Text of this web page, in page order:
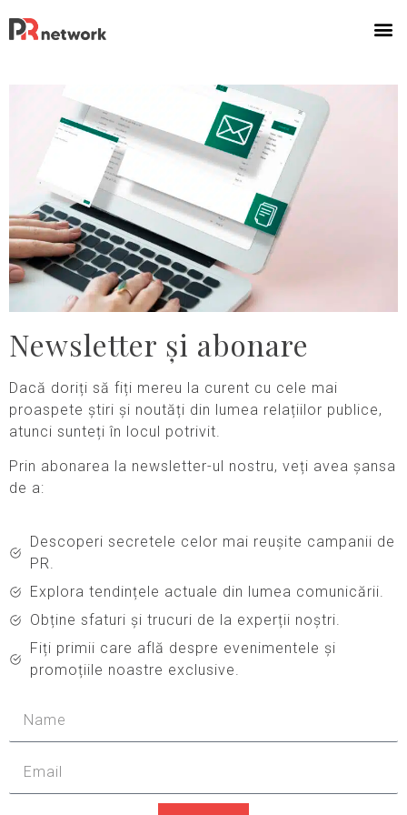
Newsletter și abonare
Dacă doriți să fiți mereu la curent cu cele mai
proaspete știri și noutăți din lumea relațiilor publice,
atunci sunteți în locul potrivit.
Prin abonarea la newsletter-ul nostru, veți avea șansa
de a:
Descoperi secretele celor mai reușite campanii de
PR.
Explora tendințele actuale din lumea comunicării.
Obține sfaturi și trucuri de la experții noștri.
Fiți primii care află despre evenimentele și
promoțiile noastre exclusive.